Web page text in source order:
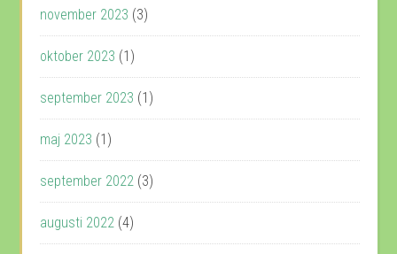
november 2023 (3)
oktober 2023 (1)
september 2023 (1)
maj 2023 (1)
september 2022 (3)
augusti 2022 (4)